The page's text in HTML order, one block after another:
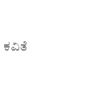
ಕವಿತೆ